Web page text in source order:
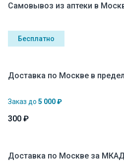
Самовывоз из аптеки в
Бесплатно
Доставка по Москве в
Заказ до 5 000 ₽
300 ₽
Доставка по Москве за МКАД